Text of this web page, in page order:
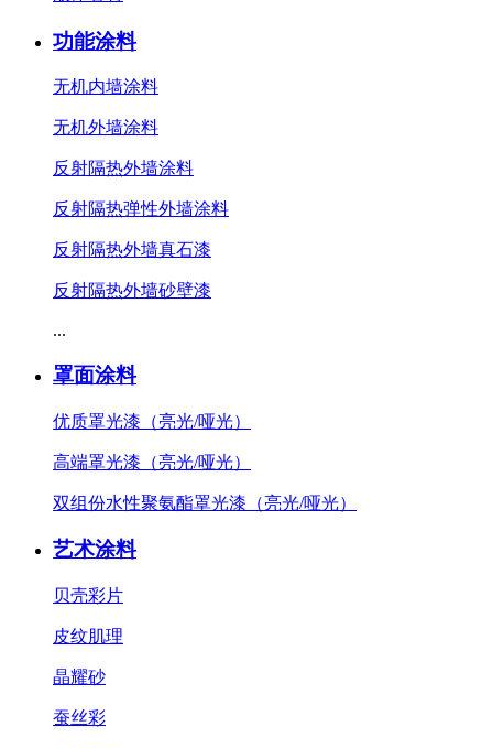
功能涂料
无机内墙涂料
无机外墙涂料
反射隔热外墙涂料
反射隔热弹性外墙涂料
反射隔热外墙真石漆
反射隔热外墙砂壁漆
...
罩面涂料
优质罩光漆（亮光/哑光）
高端罩光漆（亮光/哑光）
双组份水性聚氨酯罩光漆（亮光/哑光）
艺术涂料
贝壳彩片
皮纹肌理
晶耀砂
蚕丝彩